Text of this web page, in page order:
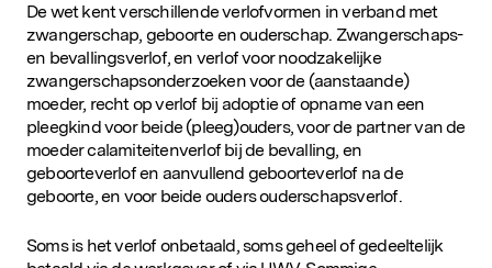
De wet kent verschillende verlofvormen in verband met
zwangerschap, geboorte en ouderschap. Zwangerschaps-
en bevallingsverlof, en verlof voor noodzakelijke
zwangerschapsonderzoeken voor de (aanstaande)
moeder, recht op verlof bij adoptie of opname van een
pleegkind voor beide (pleeg)ouders, voor de partner van de
moeder calamiteitenverlof bij de bevalling, en
geboorteverlof en aanvullend geboorteverlof na de
geboorte, en voor beide ouders ouderschapsverlof.
Soms is het verlof onbetaald, soms geheel of gedeeltelijk